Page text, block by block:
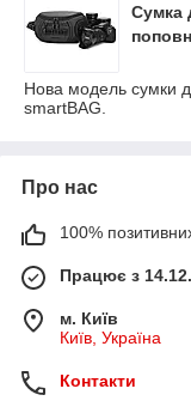
Сумка
Нова модель сумки
smartBAG.
Про нас
100%
Працює з
м. Київ
Київ, Україна
Контакти